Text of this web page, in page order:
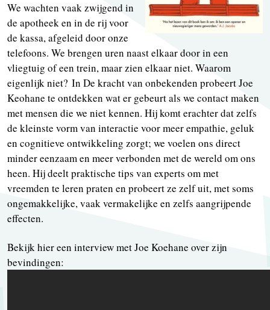
We wachten vaak zwijgend in
de apotheek en in de rij voor
de kassa, afgeleid door onze
telefoons. We brengen uren naast elkaar door in een
vliegtuig of een trein, maar zien elkaar niet. Waarom
eigenlijk niet? In De kracht van onbekenden probeert Joe
Keohane te ontdekken wat er gebeurt als we contact maken
met mensen die we niet kennen. Hij komt erachter dat zelfs
de kleinste vorm van interactie voor meer empathie, geluk
en cognitieve ontwikkeling zorgt; we voelen ons direct
minder eenzaam en meer verbonden met de wereld om ons
heen. Hij deelt praktische tips van experts om met
vreemden te leren praten en probeert ze zelf uit, met soms
ongemakkelijke, vaak vermakelijke en zelfs aangrijpende
effecten.
Bekijk hier een interview met Joe Koehane over zijn
bevindingen: